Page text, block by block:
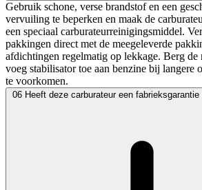
Gebruik schone, verse brandstof en een
vervuiling te beperken en maak de
een speciaal carburateurreinigingsmiddel.
pakkingen direct met de meegeleverde
afdichtingen regelmatig op lekkage. Berg de
voeg stabilisator toe aan benzine bij langere
te voorkomen.
06 Heeft deze carburateur een